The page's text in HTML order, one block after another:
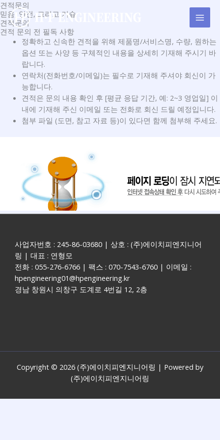
콘
텐
츠
견적문의
믿음, 안전, 그리고 기술
견적문의
견적 문의 전 필독 사항
정확하고 신속한 견적을 위해 제품명/서비스명, 수량, 원하는
옵션 또는 사양 등 구체적인 내용을 상세히 기재해 주시기 바
랍니다.
연락처(전화번호/이메일)는 필수로 기재해 주셔야 회신이 가
능합니다.
견적은 문의 내용 확인 후 [평균 응답 기간, 예: 2~3 영업일] 이
내에 기재해 주신 이메일 또는 전화로 회신 드릴 예정입니다.
첨부 파일 (도면, 참고 자료 등)이 있다면 함께 첨부해 주세요.
사업자번호 : 245-86-03680 | 상호 : (주)에이치피엔지니어
링 | 대표 : 연형모
전화 : 055-276-6766 | 팩스 : 070-7543-6760 | 이메일 :
hpengineering01@hpengineering.kr
경남 창원시 의창구 도계로 4번길 12, 2층
Copyright © 2026 (주)에이치피엔지니어링 | Powered by
(주)에이치피엔지니어링